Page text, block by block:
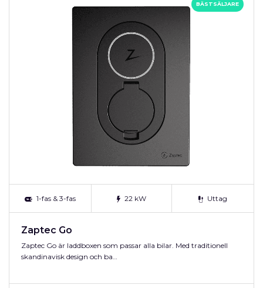
BÄSTSÄLJARE
1-fas & 3-fas 22 kW Uttag
Zaptec Go
Zaptec Go är laddboxen som passar alla bilar. Med traditionell
skandinavisk design och ba…